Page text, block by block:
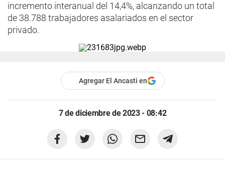
incremento interanual del 14,4%, alcanzando un total
de 38.788 trabajadores asalariados en el sector
privado.
Agregar El Ancasti en
7 de diciembre de 2023 - 08:42